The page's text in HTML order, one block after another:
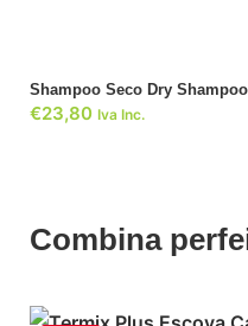
Shampoo Seco Dry
€23,80 Iva Inc.
Combina